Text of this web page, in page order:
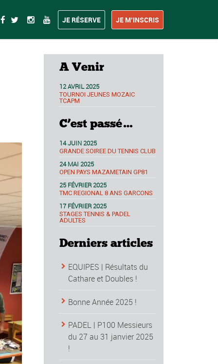
JE RÉSERVE JE M’INSCRIS
A Venir
12 AVRIL 2025
TOURNOI JEUNES MOZAIC
TCAPM
C’est passé…
14 JUIN 2025
GRANDE SOIREE DU TENNIS CLUB
24 MAI 2025
OPEN PAYS MAZAMETAIN GP81
25 FÉVRIER 2025
TMC REGIONAL 8 ANS GARCONS
17 FÉVRIER 2025
STAGES TENNIS & PADEL
ADULTES
Derniers articles
EQUIPES | Résultats du
Cathare et Doubles !
Bonne Année 2025 !
PADEL | P100 Messieurs
du 27 au 31 janvier 2025
!